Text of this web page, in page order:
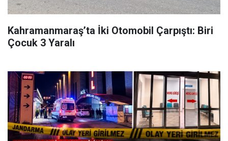
Kahramanmaraş’ta İki Otomobil Çarpıştı: Biri
Çocuk 3 Yaralı